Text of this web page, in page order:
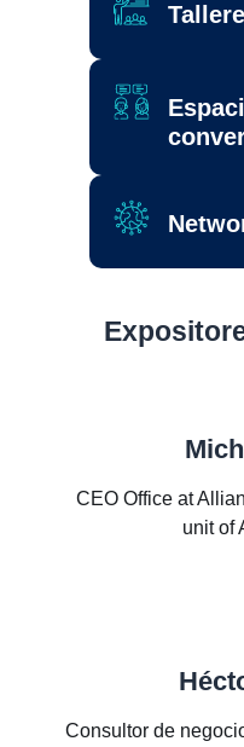
CEO Office at
unit of
Consultor de